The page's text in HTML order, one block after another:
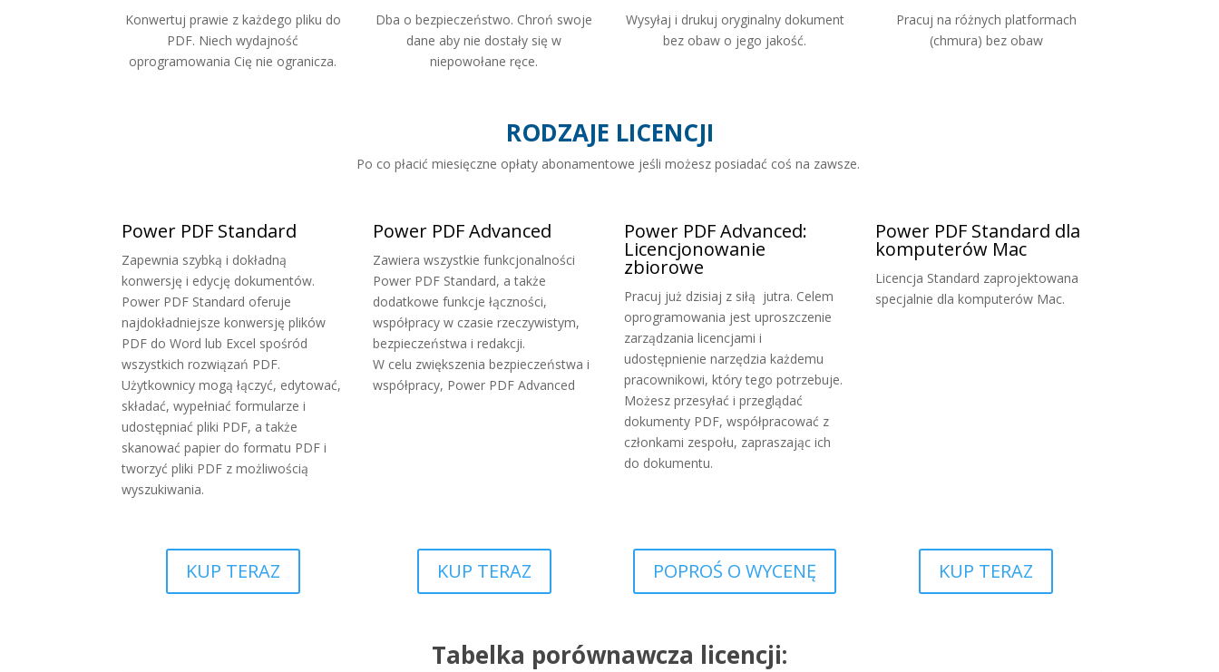
Konwertuj prawie z każdego pliku do
PDF. Niech wydajność
oprogramowania Cię nie ogranicza.
Dba o bezpieczeństwo. Chroń swoje
dane aby nie dostały się w
niepowołane ręce.
Wysyłaj i drukuj oryginalny dokument
bez obaw o jego jakość.
Pracuj na różnych platformach
(chmura) bez obaw
RODZAJE LICENCJI
Po co płacić miesięczne opłaty abonamentowe jeśli możesz posiadać coś na zawsze.
Power PDF Standard
Zapewnia szybką i dokładną
konwersję i edycję dokumentów.
Power PDF Standard oferuje
najdokładniejsze konwersję plików
PDF do Word lub Excel spośród
wszystkich rozwiązań PDF.
Użytkownicy mogą łączyć, edytować,
składać, wypełniać formularze i
udostępniać pliki PDF, a także
skanować papier do formatu PDF i
tworzyć pliki PDF z możliwością
wyszukiwania.
Power PDF Advanced
Zawiera wszystkie funkcjonalności
Power PDF Standard, a także
dodatkowe funkcje łączności,
współpracy w czasie rzeczywistym,
bezpieczeństwa i redakcji.
W celu zwiększenia bezpieczeństwa i
współpracy, Power PDF Advanced
Power PDF Advanced:
Licencjonowanie
zbiorowe
Pracuj już dzisiaj z siłą jutra. Celem
oprogramowania jest uproszczenie
zarządzania licencjami i
udostępnienie narzędzia każdemu
pracownikowi, który tego potrzebuje.
Możesz przesyłać i przeglądać
dokumenty PDF, współpracować z
członkami zespołu, zapraszając ich
do dokumentu.
Power PDF Standard dla
komputerów Mac
Licencja Standard zaprojektowana
specjalnie dla komputerów Mac.
KUP TERAZ KUP TERAZ POPROŚ O WYCENĘ KUP TERAZ
Tabelka porównawcza licencji: